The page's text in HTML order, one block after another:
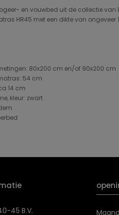
en vouwbed uit de collectie
HR45 met een dikte van ongeveer
80x200 cm en/of 90x200 cm
54 cm
14 cm
kleur: zwart
45 B.V.